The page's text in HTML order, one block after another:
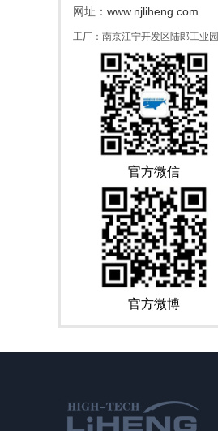
网址： www.njliheng.com
工厂：南京江宁开发区陆郎工业园
官方微信
官方微博